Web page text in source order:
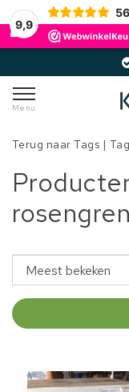
9,9
56
Menu
Terug naar Tags |